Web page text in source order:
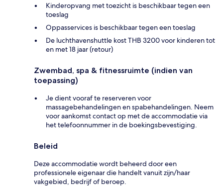
Kinderopvang met toezicht is beschikbaar tegen een
toeslag
Oppasservices is beschikbaar tegen een toeslag
De luchthavenshuttle kost THB 3200 voor kinderen tot
en met 18 jaar (retour)
Zwembad, spa & fitnessruimte (indien van
toepassing)
Je dient vooraf te reserveren voor
massagebehandelingen en spabehandelingen. Neem
voor aankomst contact op met de accommodatie via
het telefoonnummer in de boekingsbevestiging.
Beleid
Deze accommodatie wordt beheerd door een
professionele eigenaar die handelt vanuit zijn/haar
vakgebied, bedrijf of beroep.